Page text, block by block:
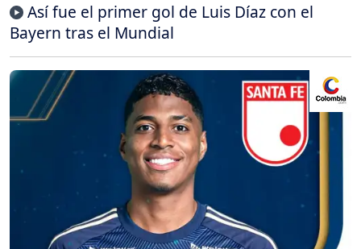
Así fue el primer gol de Luis Díaz con el
Bayern tras el Mundial